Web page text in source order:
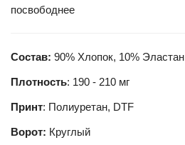
посвободнее
Состав: 90% Хлопок, 10% Эластан
Плотность: 190 - 210 мг
Принт: Полиуретан, DTF
Ворот: Круглый